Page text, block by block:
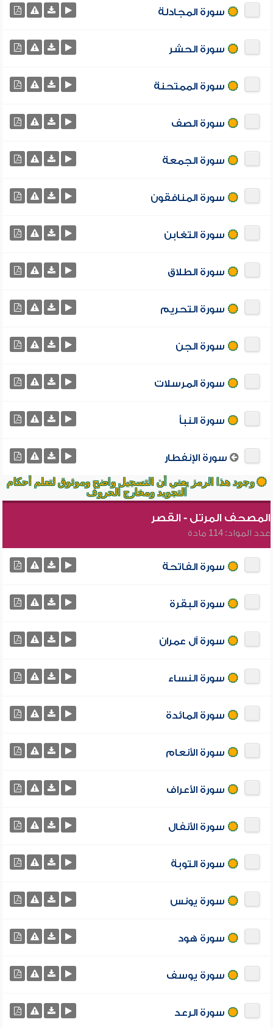
سورة المجادلة
سورة الحشر
سورة الممتحنة
سورة الصف
سورة الجمعة
سورة المنافقون
سورة التغابن
سورة الطلاق
سورة التحريم
سورة الجن
سورة المرسلات
سورة النبأ
سورة الإنفطار
وجود هذا الرمز يعني أن التسجيل واضح وموثوق لتعلم أحكام
التجويد ومخارج الحروف
المصحف المرتل - القصر
عدد المواد: 114 مادة
سورة الفاتحة
سورة البقرة
سورة آل عمران
سورة النساء
سورة المائدة
سورة الأنعام
سورة الأعراف
سورة الأنفال
سورة التوبة
سورة يونس
سورة هود
سورة يوسف
سورة الرعد